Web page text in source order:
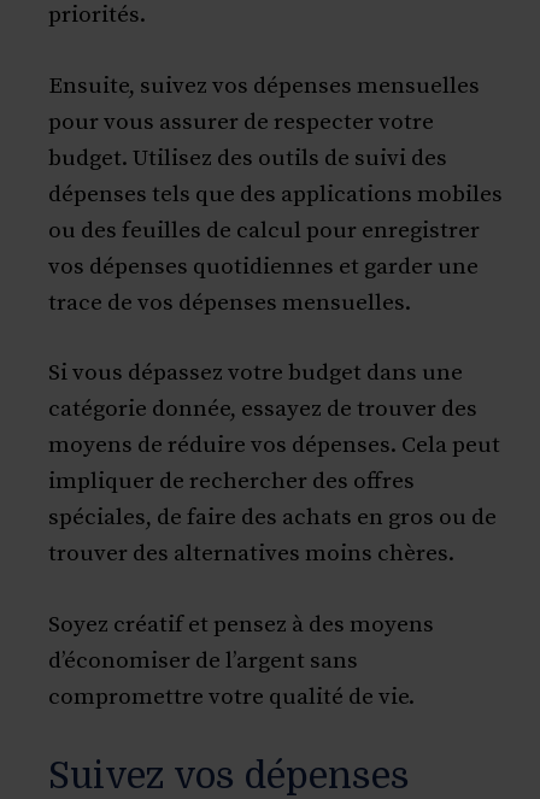
priorités.
Ensuite, suivez vos dépenses mensuelles
pour vous assurer de respecter votre
budget. Utilisez des outils de suivi des
dépenses tels que des applications mobiles
ou des feuilles de calcul pour enregistrer
vos dépenses quotidiennes et garder une
trace de vos dépenses mensuelles.
Si vous dépassez votre budget dans une
catégorie donnée, essayez de trouver des
moyens de réduire vos dépenses. Cela peut
impliquer de rechercher des offres
spéciales, de faire des achats en gros ou de
trouver des alternatives moins chères.
Soyez créatif et pensez à des moyens
d’économiser de l’argent sans
compromettre votre qualité de vie.
Suivez vos dépenses